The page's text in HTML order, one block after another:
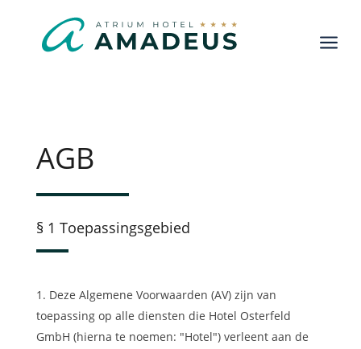
a
AGB
§ 1 Toepassingsgebied
Deze Algemene Voorwaarden (AV) zijn van
toepassing op alle diensten die Hotel Osterfeld
GmbH (hierna te noemen: "Hotel") verleent aan de